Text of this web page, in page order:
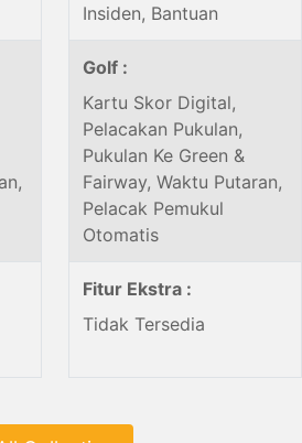
Insiden, Bantuan
Golf :
Kartu Skor Digital,
Pelacakan Pukulan,
Pukulan Ke Green &
Fairway, Waktu Putaran,
Pelacak Pemukul
Otomatis
Fitur Ekstra :
Tidak Tersedia